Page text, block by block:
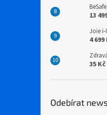
13
Joie i-
4 699
35 Kč
Odebírat